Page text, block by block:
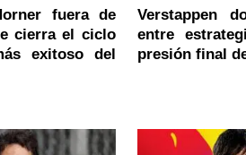
fuera de
cierra el ciclo
exitoso del
Verstappen
entre
presión final